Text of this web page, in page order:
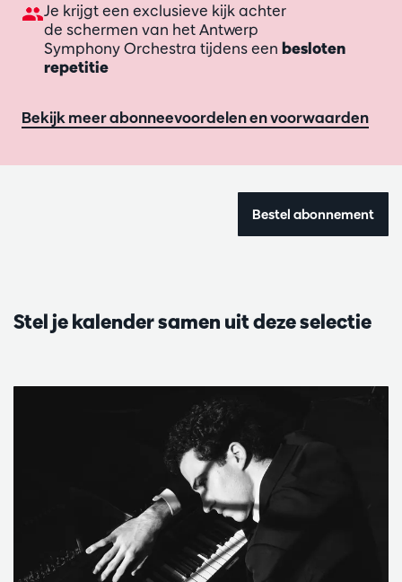
Je krijgt een exclusieve kijk achter
de schermen van het Antwerp
Symphony Orchestra tijdens een besloten
repetitie
Bekijk meer abonneevoordelen en voorwaarden
Bestel abonnement
Stel je kalender samen uit deze selectie